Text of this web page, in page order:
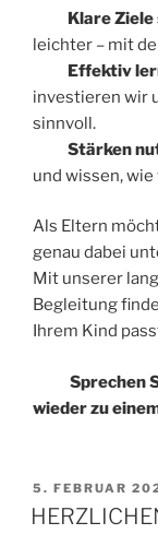
Klare Ziele
leichter – mit
Effektiv
investieren wir
sinnvoll.
Stärken
und wissen,
Als Eltern
genau dabei
Mit unserer
Begleitung
Ihrem Kind
Sprechen
wieder zu
AM
5. FEBRUAR